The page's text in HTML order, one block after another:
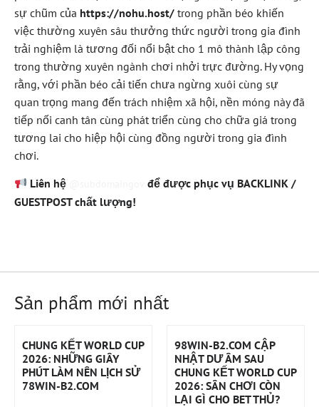
sự chũm của https://nohu.host/ trong phần béo khiến
việc thường xuyên sâu thưởng thức người trong gia đình
trải nghiệm là tương đối nổi bật cho 1 mô thành lập công
trong thường xuyên ngành chơi nhởi trực đường. Hy vọng
rằng, với phần béo cải tiến chưa ngừng xuôi cùng sự
quan trọng mang đến trách nhiệm xã hội, nền móng này đã
tiếp nối canh tân cùng phát triển cùng cho chữa giá trong
tương lai cho hiệp hội cùng đồng người trong gia đình
chơi.
Liên hệ
để được phục vụ BACKLINK /
GUESTPOST chất lượng!
Sản phẩm mới nhất
CHUNG KẾT WORLD CUP
2026: NHỮNG GIÂY
PHÚT LÀM NÊN LỊCH SỬ
78WIN-B2.COM
98WIN-B2.COM CẬP
NHẬT DƯ ÂM SAU
CHUNG KẾT WORLD CUP
2026: SÂN CHƠI CÒN
LẠI GÌ CHO BET THỦ?